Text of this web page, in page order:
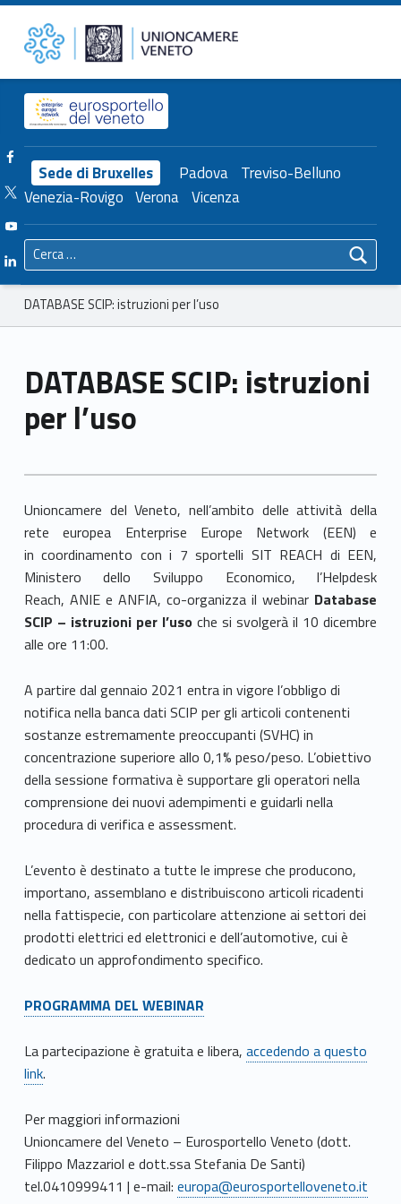
DATABASE SCIP: istruzioni per l’uso – Unioncamere del Veneto Unioncamere del Veneto
Header info sidebar
Sede di Bruxelles Padova Treviso-Belluno
Venezia-Rovigo Verona Vicenza
Facebook Unioncamere Veneto
Twitter Unioncamere Veneto
Youtube Unioncamere Veneto
Linkedin Unioncamere Veneto
Ricerca per:
Breadcrumbs navigation
DATABASE SCIP: istruzioni per l’uso
DATABASE SCIP: istruzioni
per l’uso
Unioncamere del Veneto, nell’ambito delle attività della
rete europea Enterprise Europe Network (EEN) e
in coordinamento con i 7 sportelli SIT REACH di EEN,
Ministero dello Sviluppo Economico, l’Helpdesk
Reach, ANIE e ANFIA, co-organizza il webinar Database
SCIP – istruzioni per l’usoche si svolgerà il 10 dicembre
alle ore 11:00.
A partire dal gennaio 2021 entra in vigore l’obbligo di
notifica nella banca dati SCIP per gli articoli contenenti
sostanze estremamente preoccupanti (SVHC) in
concentrazione superiore allo 0,1% peso/peso. L’obiettivo
della sessione formativa è supportare gli operatori nella
comprensione dei nuovi adempimenti e guidarli nella
procedura di verifica e assessment.
L’evento è destinato a tutte le imprese che producono,
importano, assemblano e distribuiscono articoli ricadenti
nella fattispecie, con particolare attenzione ai settori dei
prodotti elettrici ed elettronici e dell’automotive, cui è
dedicato un approfondimento specifico.
PROGRAMMA DEL WEBINAR
La partecipazione è gratuita e libera, accedendo a questo
link.
Per maggiori informazioni
Unioncamere del Veneto – Eurosportello Veneto (dott.
Filippo Mazzariol e dott.ssa Stefania De Santi)
tel.0410999411 | e-mail: europa@eurosportelloveneto.it